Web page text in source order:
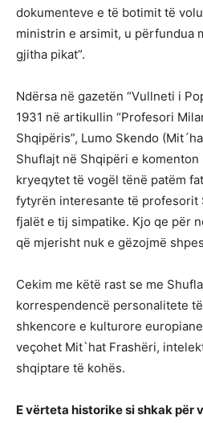
dokumenteve e të botimit të
ministrin e arsimit, u përfundua
gjitha pikat”.
Ndërsa në gazetën “Vullneti i
1931 në artikullin “Profesori
Shqipëris”, Lumo Skendo
Shuflajt në Shqipëri e komenton
kryeqytet të vogël tënë patëm
fytyrën interesante të profesorit
fjalët e tij simpatike. Kjo qe për
që mjerisht nuk e gëzojmë
Cekim me këtë rast se me
korrespendencë personalitete
shkencore e kulturore
veçohet Mit`hat Frashëri,
shqiptare të kohës.
E vërteta historike si shkak për